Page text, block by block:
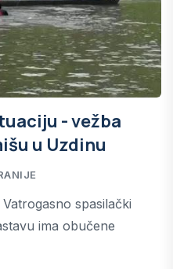
- vežba
u Uzdinu
spasilački
ima obučene